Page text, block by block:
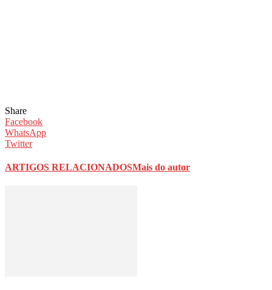
Share
Facebook
WhatsApp
Twitter
ARTIGOS RELACIONADOSMais do autor